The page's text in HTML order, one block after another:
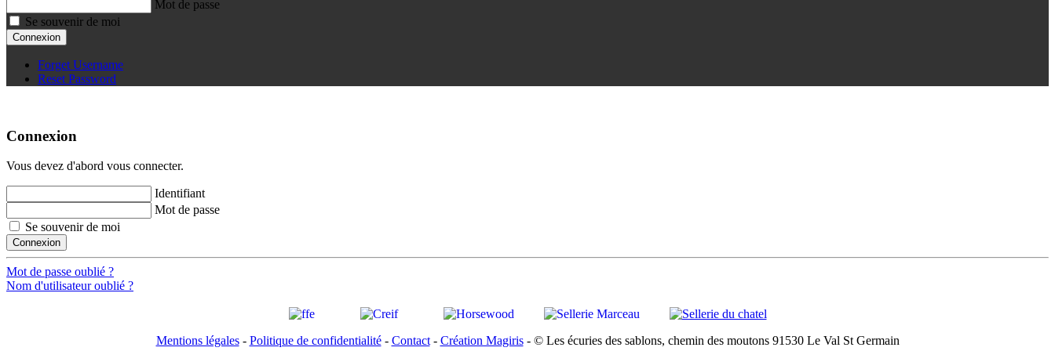
Mot de passe
Se souvenir de moi
Connexion
Forget Username
Reset Password
Connexion
Vous devez d'abord vous connecter.
Identifiant
Mot de passe
Se souvenir de moi
Connexion
Mot de passe oublié ?
Nom d'utilisateur oublié ?
Mentions légales- Politique de confidentialité- Contact- Création Magiris- © Les écuries des sablons, chemin des moutons 91530 Le Val St Germain